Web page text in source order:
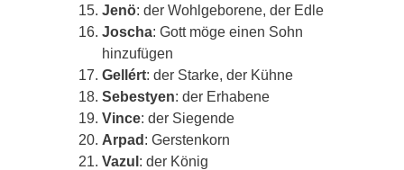
Jenö: der Wohlgeborene, der Edle
Joscha: Gott möge einen Sohn
hinzufügen
Gellért: der Starke, der Kühne
Sebestyen: der Erhabene
Vince: der Siegende
Arpad: Gerstenkorn
Vazul: der König